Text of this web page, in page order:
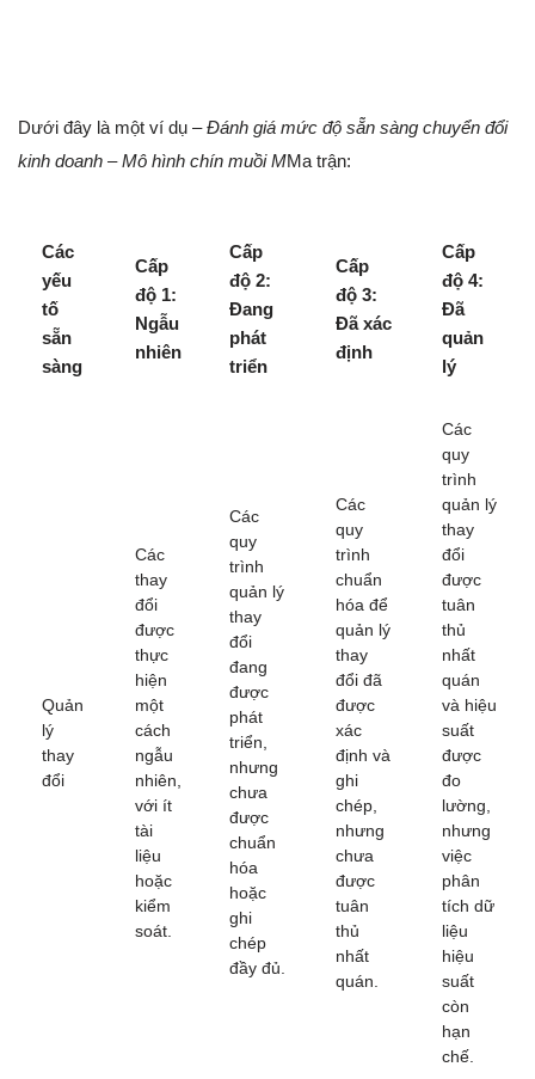
Dưới đây là một ví dụ –Đánh giá mức độ sẵn sàng chuyển đổi
kinh doanh – Mô hình chín muồi MMa trận:
Các
yếu
tố
sẵn
sàng
Cấp
độ 1:
Ngẫu
nhiên
Cấp
độ 2:
Đang
phát
triển
Cấp
độ 3:
Đã xác
định
Cấp
độ 4:
Đã
quản
lý
Quản
lý
thay
đổi
Các
thay
đổi
được
thực
hiện
một
cách
ngẫu
nhiên,
với ít
tài
liệu
hoặc
kiểm
soát.
Các
quy
trình
quản lý
thay
đổi
đang
được
phát
triển,
nhưng
chưa
được
chuẩn
hóa
hoặc
ghi
chép
đầy đủ.
Các
quy
trình
chuẩn
hóa để
quản lý
thay
đổi đã
được
xác
định và
ghi
chép,
nhưng
chưa
được
tuân
thủ
nhất
quán.
Các
quy
trình
quản lý
thay
đổi
được
tuân
thủ
nhất
quán
và hiệu
suất
được
đo
lường,
nhưng
việc
phân
tích dữ
liệu
hiệu
suất
còn
hạn
chế.